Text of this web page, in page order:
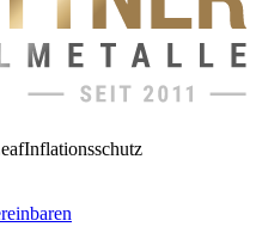
Inflationsschutz